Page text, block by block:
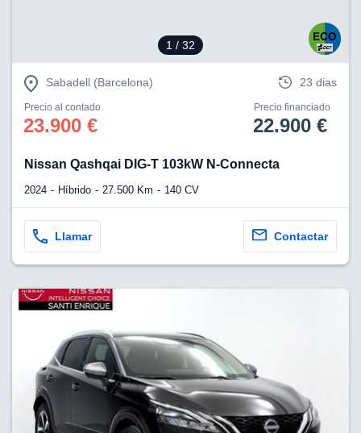
1 / 32
Sabadell (Barcelona) 23 dias
Precio al contado
23.900 €
Precio financiado
22.900 €
Nissan Qashqai DIG-T 103kW N-Connecta
2024 Híbrido 27.500 Km 140 CV
Llamar Contactar